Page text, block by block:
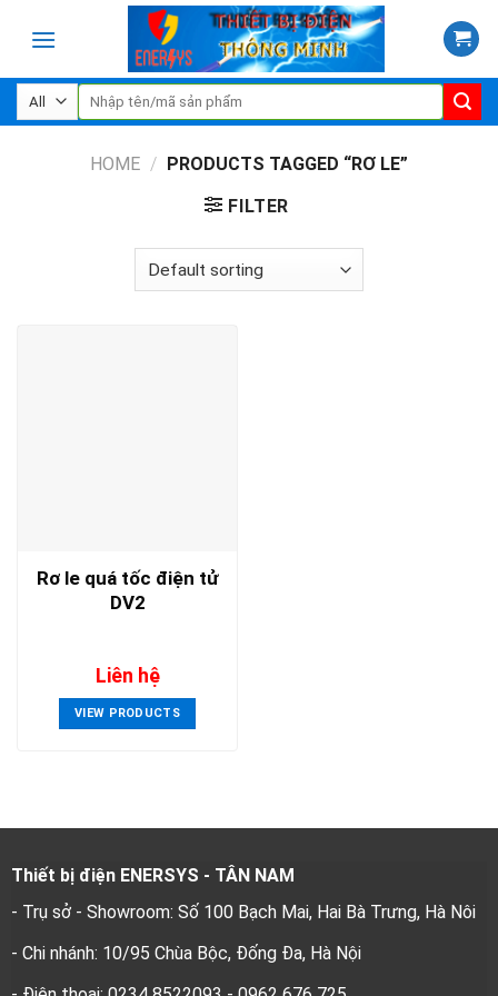
Search
for:
HOME / PRODUCTS TAGGED “RƠ LE”
FILTER
Rơ le quá tốc điện tử
DV2
Liên hệ
VIEW PRODUCTS
Thiết bị điện ENERSYS - TÂN NAM
- Trụ sở - Showroom: Số 100 Bạch Mai, Hai Bà Trưng, Hà Nôi
- Chi nhánh: 10/95 Chùa Bộc, Đống Đa, Hà Nội